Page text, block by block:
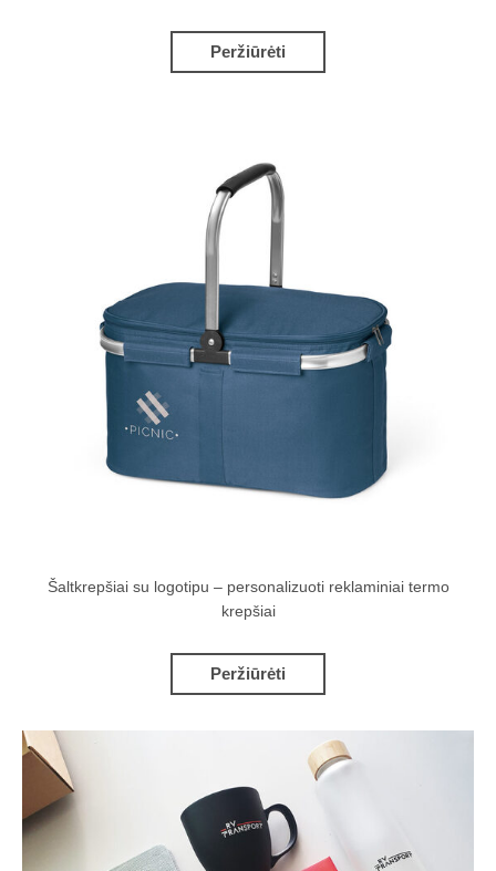
Peržiūrėti
Šaltkrepšiai su logotipu – personalizuoti reklaminiai termo
krepšiai
Peržiūrėti